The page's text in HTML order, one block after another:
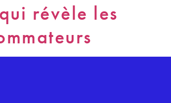
révèle les